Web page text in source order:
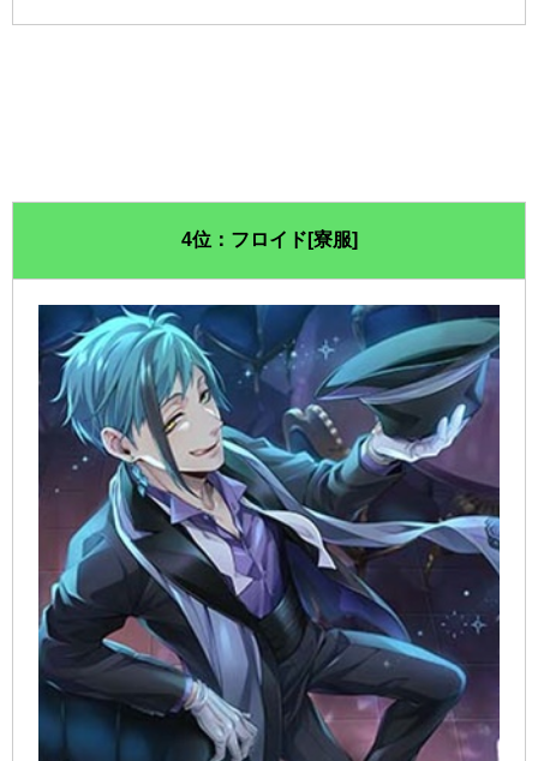
4位：フロイド[寮服]